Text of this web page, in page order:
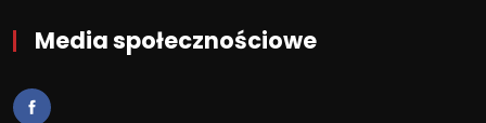
Media społecznościowe